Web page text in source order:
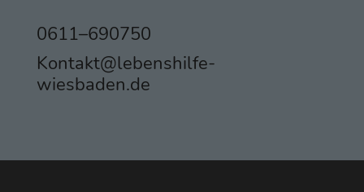
0611–690750
Kontakt@lebenshilfe-
wiesbaden.de